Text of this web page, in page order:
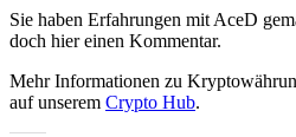
Sie haben Erfahrungen mit AceD
doch hier einen Kommentar.
Mehr Informationen zu
auf unserem Crypto Hub.